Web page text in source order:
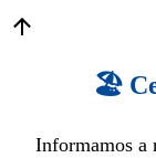
🏖️
Informamos a